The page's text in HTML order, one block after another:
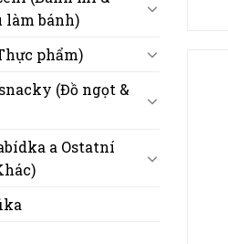
làm bánh)
phẩm)
(Đồ ngọt &
a Ostatní